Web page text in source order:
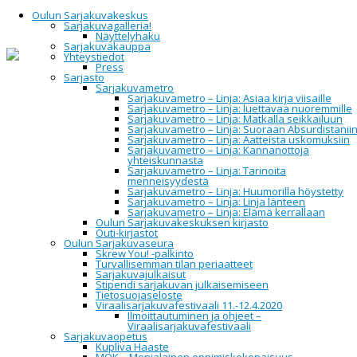
Oulun Sarjakuvakeskus
Sarjakuvagalleria!
Näyttelyhaku
Sarjakuvakauppa
Yhteystiedot
Press
Sarjasto
Sarjakuvametro
Sarjakuvametro – Linja: Asiaa kirja viisaille
Sarjakuvametro – Linja: luettavaa nuoremmille
Sarjakuvametro – Linja: Matkalla seikkailuun
Sarjakuvametro – Linja: Suoraan Absurdistaniin
Sarjakuvametro – Linja: Aatteista uskomuksiin
Sarjakuvametro – Linja: Kannanottoja
yhteiskunnasta
Sarjakuvametro – Linja: Tarinoita
menneisyydestä
Sarjakuvametro – Linja: Huumorilla höystetty
Sarjakuvametro – Linja: Linja länteen
Sarjakuvametro – Linja: Elämä kerrallaan
Oulun Sarjakuvakeskuksen kirjasto
Outi-kirjastot
Oulun Sarjakuvaseura
Skrew You! -palkinto
Turvallisemman tilan periaatteet
Sarjakuvajulkaisut
Stipendi sarjakuvan julkaisemiseen
Tietosuojaseloste
Viraalisarjakuvafestivaali 11.-12.4.2020
Ilmoittautuminen ja ohjeet –
Viraalisarjakuvafestivaali
Sarjakuvaopetus
Kupliva Haaste
HomeOulun Sarjakuvakeskus
Tapahtumat
Upcoming
2018
2019
2020
2021
2022
2023
2024
2025
2026